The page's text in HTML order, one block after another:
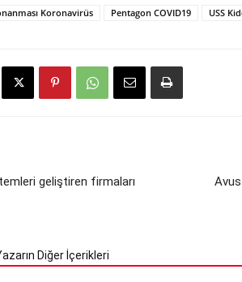
Koronavirüs Pentagon COVID19 USS
geliştiren firmaları
Diğer İçerikleri